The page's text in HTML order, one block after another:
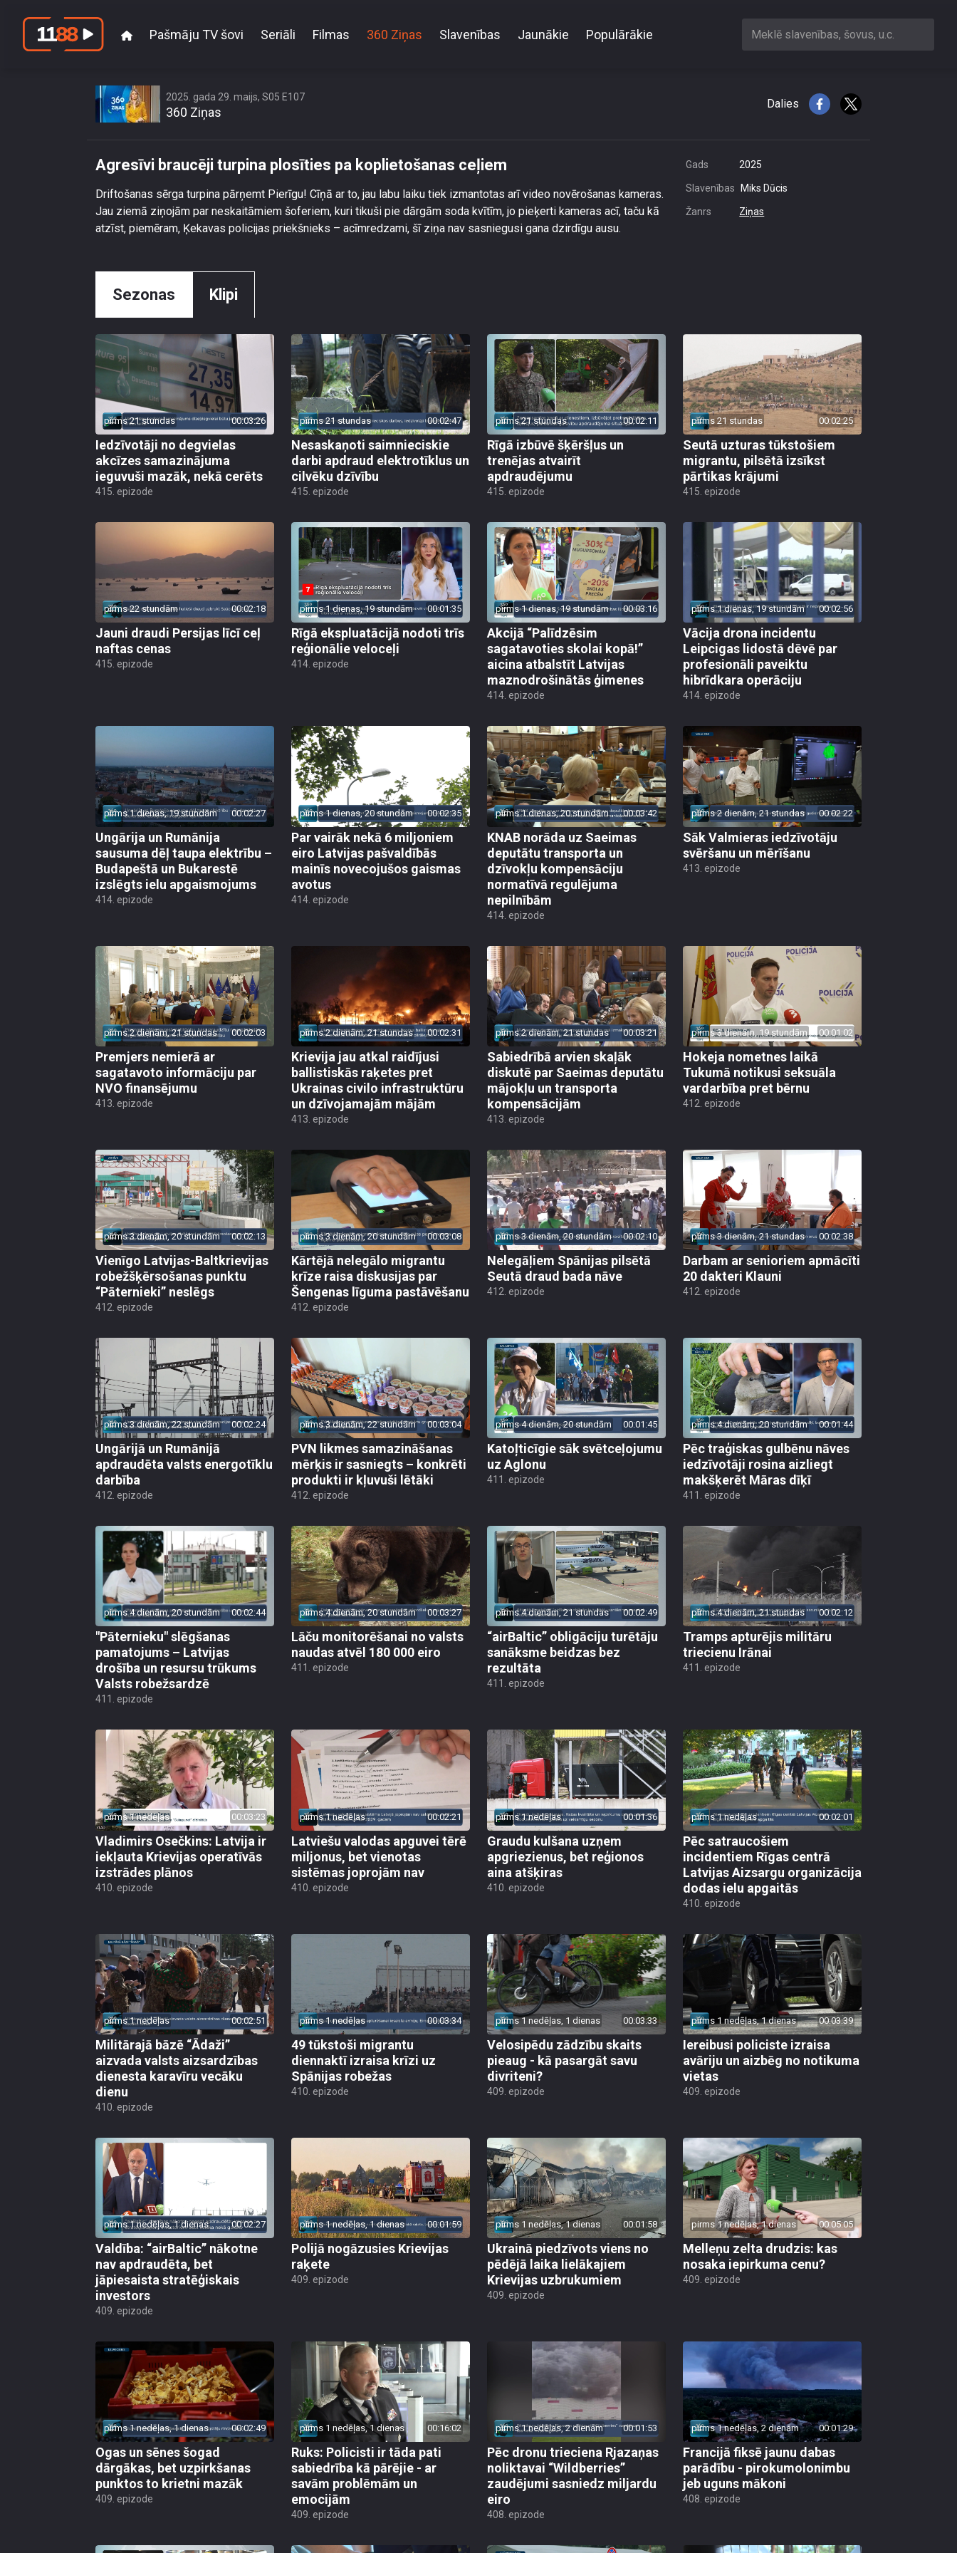
Pašmāju TV šovi Seriāli Filmas 360 Ziņas Slavenības Jaunākie Populārākie Meklē slavenības, šovus, u.c.
2025. gada 29. maijs, S05 E107
360 Ziņas
Dalies
Agresīvi braucēji turpina plosīties pa koplietošanas ceļiem
Driftošanas sērga turpina pārņemt Pierīgu! Cīņā ar to, jau labu laiku tiek izmantotas arī video novērošanas kameras.
Jau ziemā ziņojām par neskaitāmiem šoferiem, kuri tikuši pie dārgām soda kvītīm, jo pieķerti kameras acī, taču kā
atzīst, piemēram, Ķekavas policijas priekšnieks – acīmredzami, šī ziņa nav sasniegusi gana dzirdīgu ausu.
Gads 2025
Slavenības Miks Dūcis
Žanrs Ziņas
Sezonas Klipi
pirms 21 stundas 00:03:26
Iedzīvotāji no degvielas
akcīzes samazinājuma
ieguvuši mazāk, nekā cerēts
415. epizode
pirms 21 stundas 00:02:47
Nesaskaņoti saimnieciskie
darbi apdraud elektrotīklus un
cilvēku dzīvību
415. epizode
pirms 21 stundas 00:02:11
Rīgā izbūvē šķēršļus un
trenējas atvairīt
apdraudējumu
415. epizode
pirms 21 stundas 00:02:25
Seutā uzturas tūkstošiem
migrantu, pilsētā izsīkst
pārtikas krājumi
415. epizode
pirms 22 stundām 00:02:18
Jauni draudi Persijas līcī ceļ
naftas cenas
415. epizode
pirms 1 dienas, 19 stundām 00:01:35
Rīgā ekspluatācijā nodoti trīs
reģionālie veloceļi
414. epizode
pirms 1 dienas, 19 stundām 00:03:16
Akcijā “Palīdzēsim
sagatavoties skolai kopā!”
aicina atbalstīt Latvijas
maznodrošinātās ģimenes
414. epizode
pirms 1 dienas, 19 stundām 00:02:56
Vācija drona incidentu
Leipcigas lidostā dēvē par
profesionāli paveiktu
hibrīdkara operāciju
414. epizode
pirms 1 dienas, 19 stundām 00:02:27
Ungārija un Rumānija
sausuma dēļ taupa elektrību –
Budapeštā un Bukarestē
izslēgts ielu apgaismojums
414. epizode
pirms 1 dienas, 20 stundām 00:02:35
Par vairāk nekā 6 miljoniem
eiro Latvijas pašvaldībās
mainīs novecojušos gaismas
avotus
414. epizode
pirms 1 dienas, 20 stundām 00:03:42
KNAB norāda uz Saeimas
deputātu transporta un
dzīvokļu kompensāciju
normatīvā regulējuma
nepilnībām
414. epizode
pirms 2 dienām, 21 stundas 00:02:22
Sāk Valmieras iedzīvotāju
svēršanu un mērīšanu
413. epizode
pirms 2 dienām, 21 stundas 00:02:03
Premjers nemierā ar
sagatavoto informāciju par
NVO finansējumu
413. epizode
pirms 2 dienām, 21 stundas 00:02:31
Krievija jau atkal raidījusi
ballistiskās raķetes pret
Ukrainas civilo infrastruktūru
un dzīvojamajām mājām
413. epizode
pirms 2 dienām, 21 stundas 00:03:21
Sabiedrībā arvien skaļāk
diskutē par Saeimas deputātu
mājokļu un transporta
kompensācijām
413. epizode
pirms 3 dienām, 19 stundām 00:01:02
Hokeja nometnes laikā
Tukumā notikusi seksuāla
vardarbība pret bērnu
412. epizode
pirms 3 dienām, 20 stundām 00:02:13
Vienīgo Latvijas-Baltkrievijas
robežšķērsošanas punktu
“Pāternieki” neslēgs
412. epizode
pirms 3 dienām, 20 stundām 00:03:08
Kārtējā nelegālo migrantu
krīze raisa diskusijas par
Šengenas līguma pastāvēšanu
412. epizode
pirms 3 dienām, 20 stundām 00:02:10
Nelegāļiem Spānijas pilsētā
Seutā draud bada nāve
412. epizode
pirms 3 dienām, 21 stundas 00:02:38
Darbam ar senioriem apmācīti
20 dakteri Klauni
412. epizode
pirms 3 dienām, 22 stundām 00:02:24
Ungārijā un Rumānijā
apdraudēta valsts energotīklu
darbība
412. epizode
pirms 3 dienām, 22 stundām 00:03:04
PVN likmes samazināšanas
mērķis ir sasniegts – konkrēti
produkti ir kļuvuši lētāki
412. epizode
pirms 4 dienām, 20 stundām 00:01:45
Katoļticīgie sāk svētceļojumu
uz Aglonu
411. epizode
pirms 4 dienām, 20 stundām 00:01:44
Pēc traģiskas gulbēnu nāves
iedzīvotāji rosina aizliegt
makšķerēt Māras dīķī
411. epizode
pirms 4 dienām, 20 stundām 00:02:44
"Pāternieku" slēgšanas
pamatojums – Latvijas
drošība un resursu trūkums
Valsts robežsardzē
411. epizode
pirms 4 dienām, 20 stundām 00:03:27
Lāču monitorēšanai no valsts
naudas atvēl 180 000 eiro
411. epizode
pirms 4 dienām, 21 stundas 00:02:49
“airBaltic” obligāciju turētāju
sanāksme beidzas bez
rezultāta
411. epizode
pirms 4 dienām, 21 stundas 00:02:12
Tramps apturējis militāru
triecienu Irānai
411. epizode
pirms 1 nedēļas 00:03:23
Vladimirs Osečkins: Latvija ir
iekļauta Krievijas operatīvās
izstrādes plānos
410. epizode
pirms 1 nedēļas 00:02:21
Latviešu valodas apguvei tērē
miljonus, bet vienotas
sistēmas joprojām nav
410. epizode
pirms 1 nedēļas 00:01:36
Graudu kulšana uzņem
apgriezienus, bet reģionos
aina atšķiras
410. epizode
pirms 1 nedēļas 00:02:01
Pēc satraucošiem
incidentiem Rīgas centrā
Latvijas Aizsargu organizācija
dodas ielu apgaitās
410. epizode
pirms 1 nedēļas 00:02:51
Militārajā bāzē “Ādaži”
aizvada valsts aizsardzības
dienesta karavīru vecāku
dienu
410. epizode
pirms 1 nedēļas 00:03:34
49 tūkstoši migrantu
diennaktī izraisa krīzi uz
Spānijas robežas
410. epizode
pirms 1 nedēļas, 1 dienas 00:03:33
Velosipēdu zādzību skaits
pieaug - kā pasargāt savu
divriteni?
409. epizode
pirms 1 nedēļas, 1 dienas 00:03:39
Iereibusi policiste izraisa
avāriju un aizbēg no notikuma
vietas
409. epizode
pirms 1 nedēļas, 1 dienas 00:02:27
Valdība: “airBaltic” nākotne
nav apdraudēta, bet
jāpiesaista stratēģiskais
investors
409. epizode
pirms 1 nedēļas, 1 dienas 00:01:59
Polijā nogāzusies Krievijas
raķete
409. epizode
pirms 1 nedēļas, 1 dienas 00:01:58
Ukrainā piedzīvots viens no
pēdējā laika lielākajiem
Krievijas uzbrukumiem
409. epizode
pirms 1 nedēļas, 1 dienas 00:05:05
Melleņu zelta drudzis: kas
nosaka iepirkuma cenu?
409. epizode
pirms 1 nedēļas, 1 dienas 00:02:49
Ogas un sēnes šogad
dārgākas, bet uzpirkšanas
punktos to krietni mazāk
409. epizode
pirms 1 nedēļas, 1 dienas 00:16:02
Ruks: Policisti ir tāda pati
sabiedrība kā pārējie - ar
savām problēmām un
emocijām
409. epizode
pirms 1 nedēļas, 2 dienām 00:01:53
Pēc dronu trieciena Rjazaņas
noliktavai “Wildberries”
zaudējumi sasniedz miljardu
eiro
408. epizode
pirms 1 nedēļas, 2 dienām 00:01:29
Francijā fiksē jaunu dabas
parādību - pirokumolonimbu
jeb uguns mākoni
408. epizode